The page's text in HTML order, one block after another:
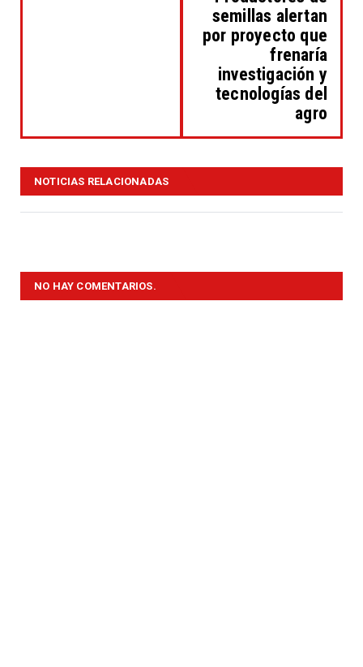
semillas alertan
por proyecto que
frenaría
investigación y
tecnologías del
agro
NOTICIAS RELACIONADAS
NO HAY COMENTARIOS.